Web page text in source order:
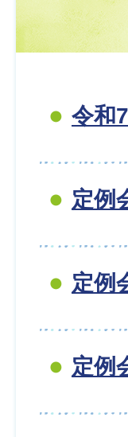
令和
定例
定例
定例